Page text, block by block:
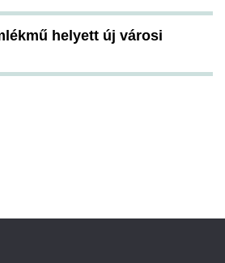
helyett új városi